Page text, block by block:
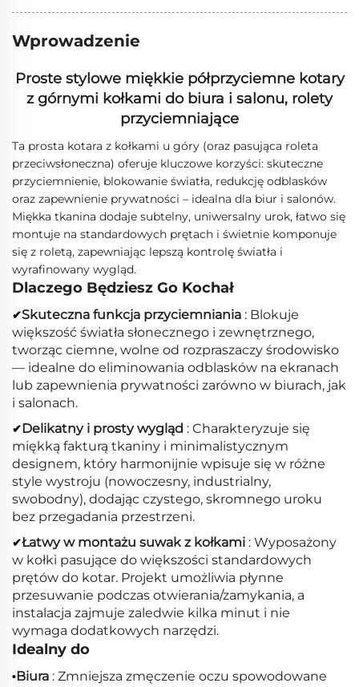
Wprowadzenie
Proste stylowe miękkie półprzyciemne kotary
z górnymi kołkami do biura i salonu, rolety
przyciemniające
Ta prosta kotara z kołkami u góry (oraz pasująca roleta
przeciwsłoneczna) oferuje kluczowe korzyści: skuteczne
przyciemnienie, blokowanie światła, redukcję odblasków
oraz zapewnienie prywatności – idealna dla biur i salonów.
Miękka tkanina dodaje subtelny, uniwersalny urok, łatwo się
montuje na standardowych prętach i świetnie komponuje
się z roletą, zapewniając lepszą kontrolę światła i
wyrafinowany wygląd.
Dlaczego Będziesz Go Kochał
✔Skuteczna funkcja przyciemniania : Blokuje
większość światła słonecznego i zewnętrznego,
tworząc ciemne, wolne od rozpraszaczy środowisko
— idealne do eliminowania odblasków na ekranach
lub zapewnienia prywatności zarówno w biurach, jak
i salonach.
✔Delikatny i prosty wygląd : Charakteryzuje się
miękką fakturą tkaniny i minimalistycznym
designem, który harmonijnie wpisuje się w różne
style wystroju (nowoczesny, industrialny,
swobodny), dodając czystego, skromnego uroku
bez przegadania przestrzeni.
✔Łatwy w montażu suwak z kołkami : Wyposażony
w kołki pasujące do większości standardowych
prętów do kotar. Projekt umożliwia płynne
przesuwanie podczas otwierania/zamykania, a
instalacja zajmuje zaledwie kilka minut i nie
wymaga dodatkowych narzędzi.
Idealny do
•Biura : Zmniejsza zmęczenie oczu spowodowane